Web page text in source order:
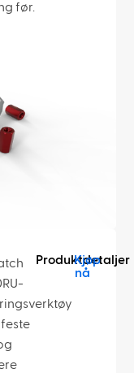
før.
Produktdetaljer
Kjøp
nå